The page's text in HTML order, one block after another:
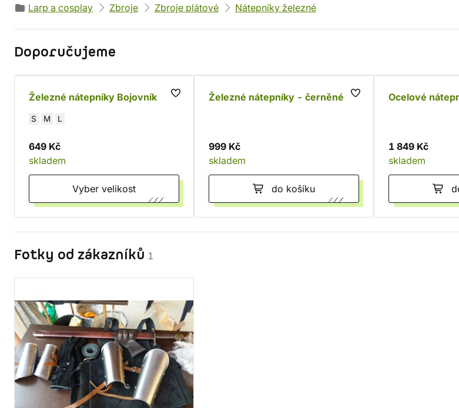
Larp a cosplay
Zbroje Zbroje plátové Nátepníky železné
Doporučujeme
Železné nátepníky Bojovník
S M L
649 Kč
skladem
Vyber velikost
Železné nátepníky - černěné
999 Kč
skladem
do košíku
Ocelové
1 849 Kč
skladem
Fotky od zákazníků 1